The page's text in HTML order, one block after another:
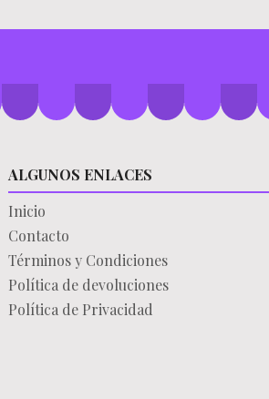
ALGUNOS ENLACES
Inicio
Contacto
Términos y Condiciones
Política de devoluciones
Política de Privacidad